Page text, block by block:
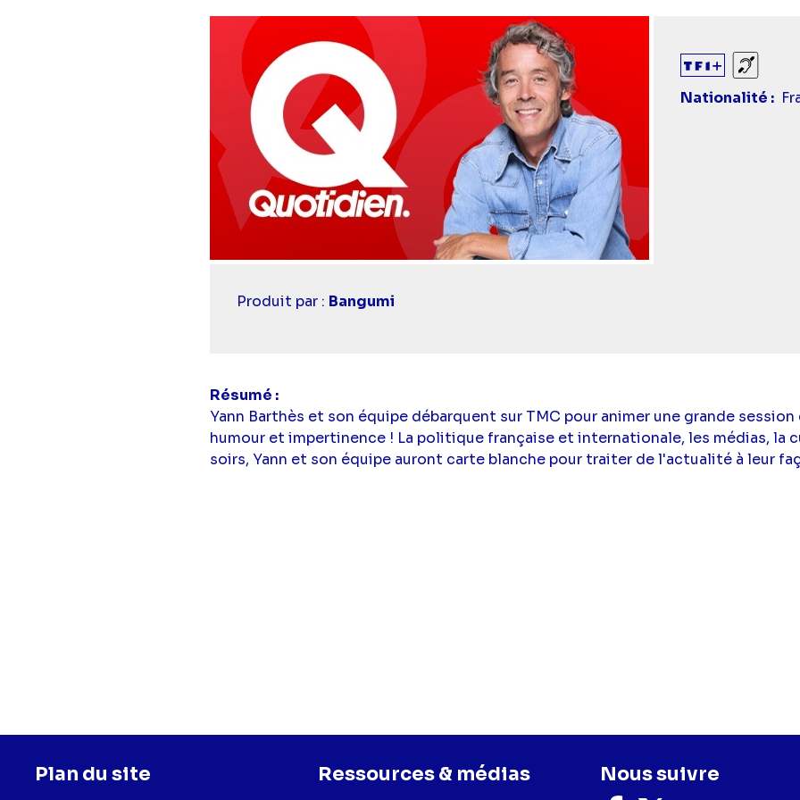
Sourds
Nationalité
Casting
Produit par : Bangumi
Résumé
Yann Barthès et son équipe débarquent sur TMC pour animer une grande
humour et impertinence ! La politique française et internationale, les médias, la
soirs, Yann et son équipe auront carte blanche pour traiter de l'actualité à leur
Plan du site Ressources & médias Nous suivre